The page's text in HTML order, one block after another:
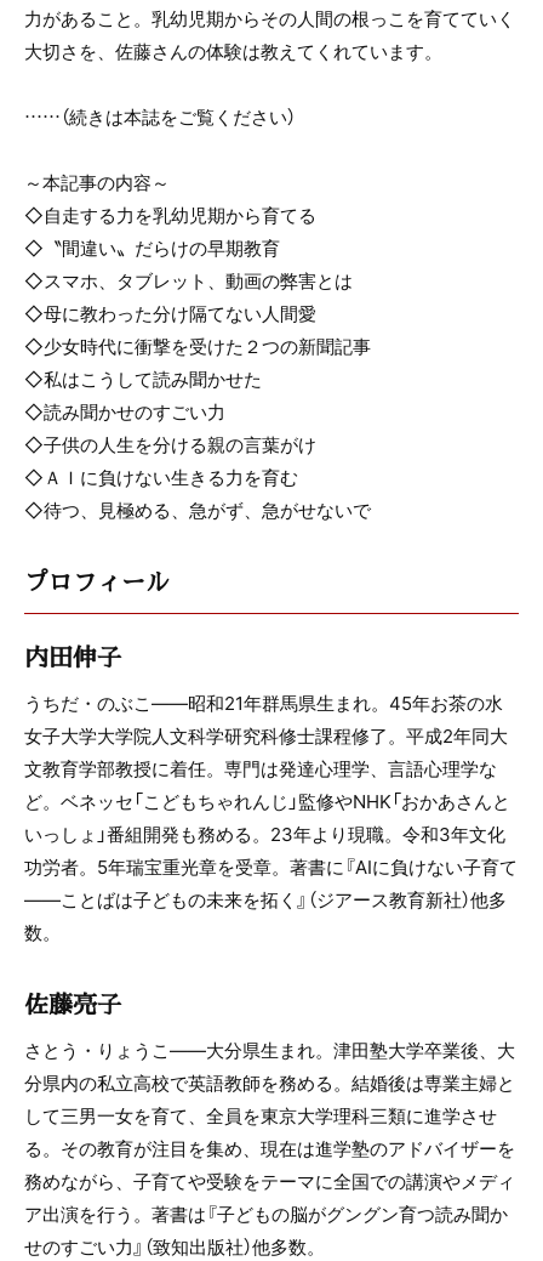
力があること。乳幼児期からその人間の根っこを育てていく
大切さを、佐藤さんの体験は教えてくれています。
……（続きは本誌をご覧ください）
～本記事の内容～
◇自走する力を乳幼児期から育てる
◇〝間違い〟だらけの早期教育
◇スマホ、タブレット、動画の弊害とは
◇母に教わった分け隔てない人間愛
◇少女時代に衝撃を受けた２つの新聞記事
◇私はこうして読み聞かせた
◇読み聞かせのすごい力
◇子供の人生を分ける親の言葉がけ
◇ＡＩに負けない生きる力を育む
◇待つ、見極める、急がず、急がせないで
プロフィール
内田伸子
うちだ・のぶこ――昭和21年群馬県生まれ。45年お茶の水
女子大学大学院人文科学研究科修士課程修了。平成2年同大
文教育学部教授に着任。専門は発達心理学、言語心理学な
ど。ベネッセ「こどもちゃれんじ」監修やNHK「おかあさんと
いっしょ」番組開発も務める。23年より現職。令和3年文化
功労者。5年瑞宝重光章を受章。著書に『AIに負けない子育て
――ことばは子どもの未来を拓く』（ジアース教育新社）他多
数。
佐藤亮子
さとう・りょうこ――大分県生まれ。津田塾大学卒業後、大
分県内の私立高校で英語教師を務める。結婚後は専業主婦と
して三男一女を育て、全員を東京大学理科三類に進学させ
る。その教育が注目を集め、現在は進学塾のアドバイザーを
務めながら、子育てや受験をテーマに全国での講演やメディ
ア出演を行う。著書は『子どもの脳がグングン育つ読み聞か
せのすごい力』（致知出版社）他多数。